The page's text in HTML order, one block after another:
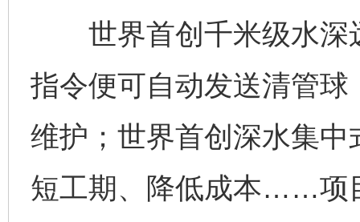
世界首创千米级水深
指令便可自动发送清管
维护；世界首创深水集
短工期、降低成本……项